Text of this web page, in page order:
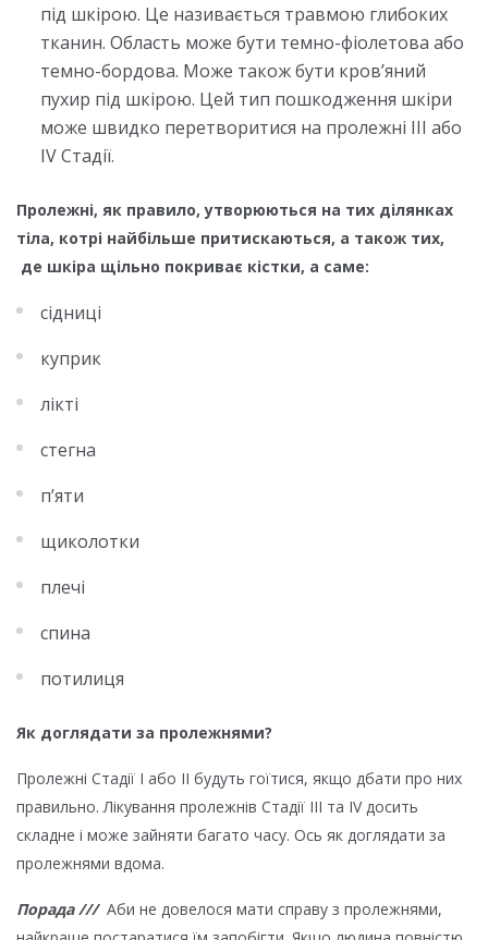
під шкірою. Це називається травмою глибоких
тканин. Область може бути темно-фіолетова або
темно-бордова. Може також бути кров’яний
пухир під шкірою. Цей тип пошкодження шкіри
може швидко перетворитися на пролежні III або
IV Стадії.
Пролежні, як правило, утворюються на тих ділянках
тіла, котрі найбільше притискаються, а також тих,
де шкіра щільно покриває кістки, а саме:
сідниці
куприк
лікті
стегна
п’яти
щиколотки
плечі
спина
потилиця
Як доглядати за пролежнями?
Пролежні Стадії I або II будуть гоїтися, якщо дбати про них
правильно. Лікування пролежнів Стадії III та IV досить
складне і може зайняти багато часу. Ось як доглядати за
пролежнями вдома.
Порада /// Аби не довелося мати справу з пролежнями,